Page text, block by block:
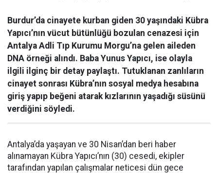
Burdur’da cinayete kurban giden 30 yaşındaki Kübra
Yapıcı’nın vücut bütünlüğü bozulan cenazesi için
Antalya Adli Tıp Kurumu Morgu’na gelen aileden
DNA örneği alındı. Baba Yunus Yapıcı, ise olayla
ilgili ilginç bir detay paylaştı. Tutuklanan zanlıların
cinayet sonrası Kübra’nın sosyal medya hesabına
giriş yapıp beğeni atarak kızlarının yaşadığı süsünü
verdiğini söyledi.
Antalya’da yaşayan ve 30 Nisan’dan beri haber
alınamayan Kübra Yapıcı’nın (30) cesedi, ekipler
tarafından yapılan çalışmalar neticesi dün gece